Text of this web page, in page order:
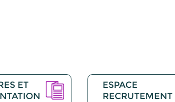
ET
ESPACE
RECRUTEMENT